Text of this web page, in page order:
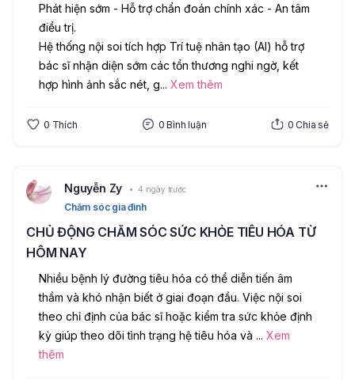
Phát hiện sớm - Hỗ trợ chẩn đoán chính xác - An tâm
điều trị.
Hệ thống nội soi tích hợp Trí tuệ nhân tạo (AI) hỗ trợ
bác sĩ nhận diện sớm các tổn thương nghi ngờ, kết
hợp hình ảnh sắc nét, g... Xem thêm
0 Thích 0 Bình luận 0 Chia sẻ
Nguyễn Zy 4 ngày trước
Chăm sóc gia đình
CHỦ ĐỘNG CHĂM SÓC SỨC KHỎE TIÊU HÓA TỪ
HÔM NAY
Nhiều bệnh lý đường tiêu hóa có thể diễn tiến âm
thầm và khó nhận biết ở giai đoạn đầu. Việc nội soi
theo chỉ định của bác sĩ hoặc kiểm tra sức khỏe định
kỳ giúp theo dõi tình trạng hệ tiêu hóa và ... Xem
thêm